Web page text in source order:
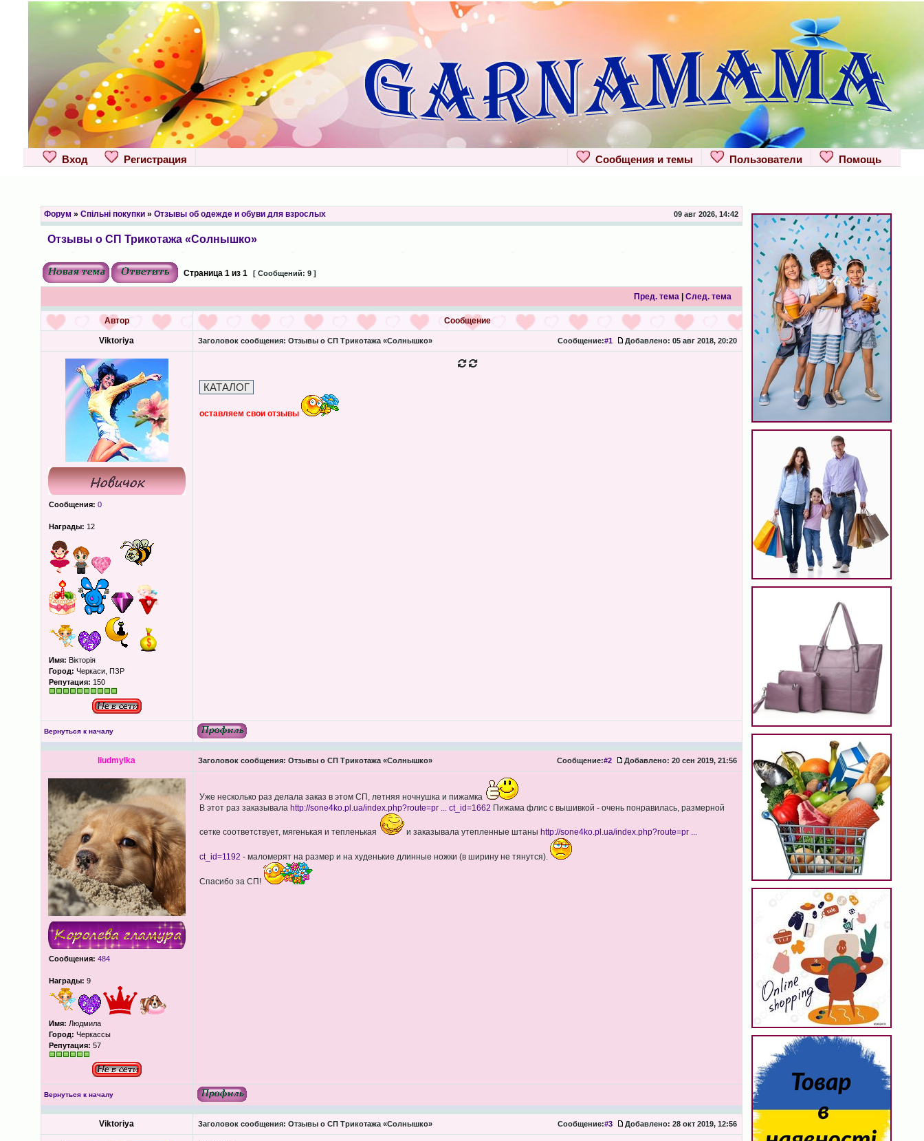
Вход Регистрация Помощь
Пользователи
Сообщения и темы
Форум » Спільні покупки» Отзывы об одежде и обуви для взрослых 09 авг 2026, 14:42
Отзывы о СП Трикотажа «Солнышко»
Страница 1из 1 [ Сообщений: 9 ]
Пред. тема| След. тема
Автор Сообщение
Viktoriya Заголовок сообщения: Отзывы о СП Трикотажа «Солнышко» Сообщение:#1 Добавлено: 05 авг 2018, 20:20
Сообщения: 0
Награды: 12
Имя: Вікторія
Город: Черкаси, ПЗР
Репутация: 150
оставляем свои отзывы
Вернуться к началу
liudmylka Заголовок сообщения: Отзывы о СП Трикотажа «Солнышко» Сообщение:#2 Добавлено: 20 сен 2019, 21:56
Сообщения: 484
Награды: 9
Имя: Людмила
Город: Черкассы
Репутация: 57
Уже несколько раз делала заказ в этом СП, летняя ночнушка и пижамка
В этот раз заказывала http://sone4ko.pl.ua/index.php?route=pr ... ct_id=1662 Пижама флис с вышивкой - очень понравилась, размерной
сетке соответствует, мягенькая и тепленькая и заказывала утепленные штаны http://sone4ko.pl.ua/index.php?route=pr ...
ct_id=1192 - маломерят на размер и на худенькие длинные ножки (в ширину не тянутся).
Спасибо за СП!
Вернуться к началу
Viktoriya Заголовок сообщения: Отзывы о СП Трикотажа «Солнышко» Сообщение:#3 Добавлено: 28 окт 2019, 12:56